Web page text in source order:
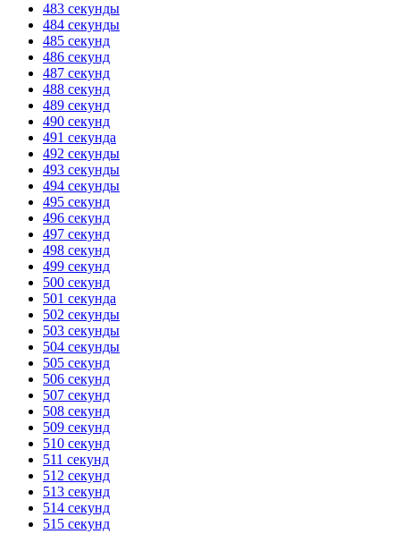
483 секунды
484 секунды
485 секунд
486 секунд
487 секунд
488 секунд
489 секунд
490 секунд
491 секунда
492 секунды
493 секунды
494 секунды
495 секунд
496 секунд
497 секунд
498 секунд
499 секунд
500 секунд
501 секунда
502 секунды
503 секунды
504 секунды
505 секунд
506 секунд
507 секунд
508 секунд
509 секунд
510 секунд
511 секунд
512 секунд
513 секунд
514 секунд
515 секунд